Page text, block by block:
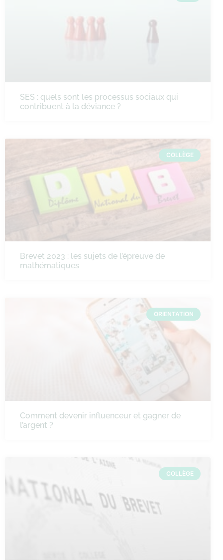
SES : quels sont les processus sociaux qui
contribuent à la déviance ?
COLLÈGE
Brevet 2023 : les sujets de l’épreuve de
mathématiques
ORIENTATION
Comment devenir influenceur et gagner de
l’argent ?
COLLÈGE